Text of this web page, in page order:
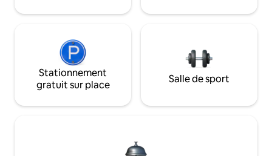
Stationnement
gratuit sur place
Salle de sport